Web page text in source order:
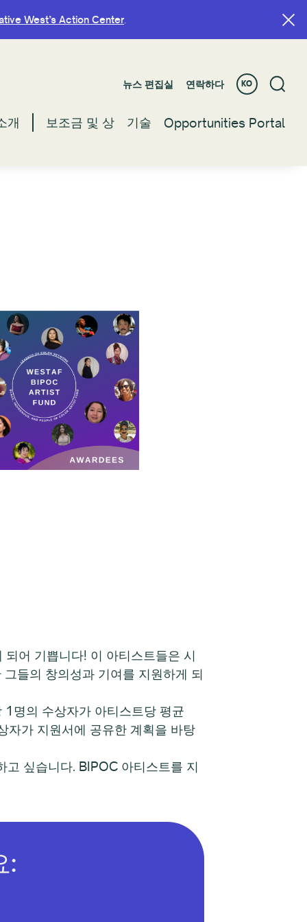
West’s Action Center.
뉴스 편집실 연락하다 KO
개 보조금 및 상 기술 Opportunities Portal
West’s Action Center.
뉴스 편집실 연락하다 KO
개 보조금 및 상 기술 Opportunities Portal
어 기쁩니다! 이 아티스트들은 시
들의 창의성과 기여를 지원하게 되
명의 수상자가 아티스트당 평균
가 지원서에 공유한 계획을 바탕
싶습니다. BIPOC 아티스트를 지
: